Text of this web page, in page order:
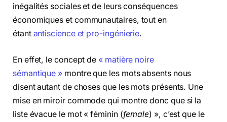
inégalités sociales et de leurs conséquences
économiques et communautaires, tout en
étant antiscience et pro-ingénierie.
En effet, le concept de « matière noire
sémantique » montre que les mots absents nous
disent autant de choses que les mots présents. Une
mise en miroir commode qui montre donc que si la
liste évacue le mot « féminin (female) », c’est que le